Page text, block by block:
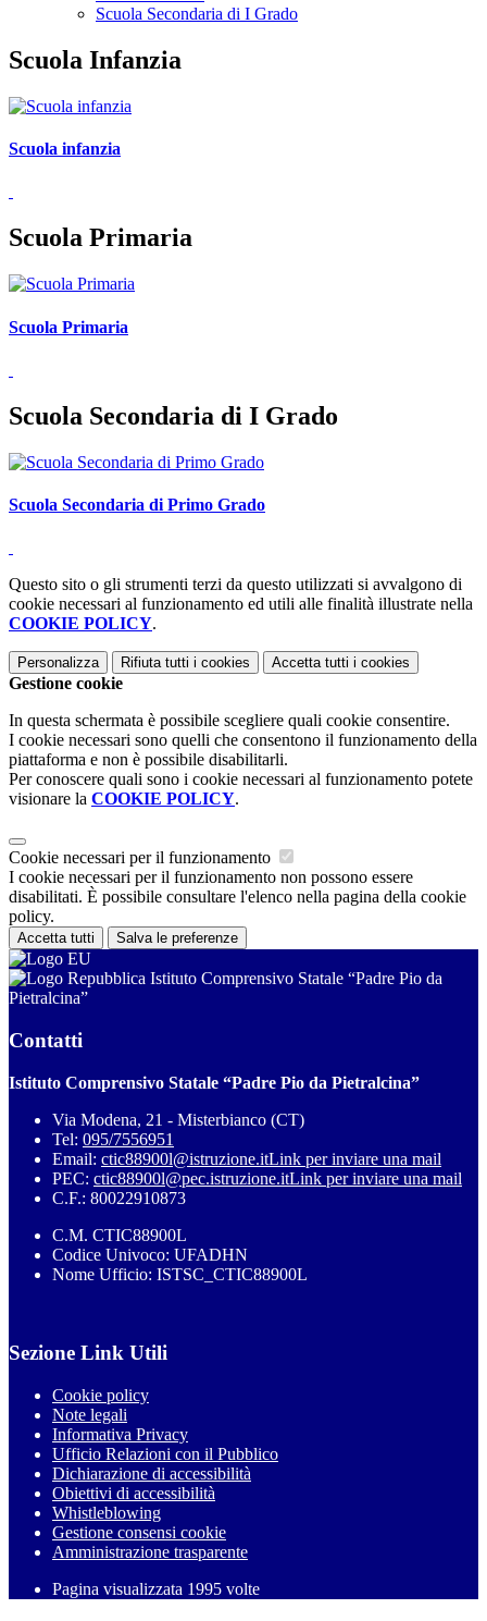
Scuola Secondaria di I Grado
Scuola Infanzia
Scuola infanzia
Scuola Primaria
Scuola Primaria
Scuola Secondaria di I Grado
Scuola Secondaria di Primo Grado
Questo sito o gli strumenti terzi da questo utilizzati si avvalgono di
cookie necessari al funzionamento ed utili alle finalità illustrate nella
COOKIE POLICY.
Personalizza Rifiuta tutti i cookies Accetta tutti i cookies
Gestione cookie
In questa schermata è possibile scegliere quali cookie consentire.
I cookie necessari sono quelli che consentono il funzionamento della
piattaforma e non è possibile disabilitarli.
Per conoscere quali sono i cookie necessari al funzionamento potete
visionare la COOKIE POLICY.
Cookie necessari per il funzionamento
I cookie necessari per il funzionamento non possono essere
disabilitati. È possibile consultare l'elenco nella pagina della cookie
policy.
Accetta tutti Salva le preferenze
Istituto Comprensivo Statale “Padre Pio da
Pietralcina”
Contatti
Istituto Comprensivo Statale “Padre Pio da Pietralcina”
Via Modena, 21 - Misterbianco (CT)
Tel: 095/7556951
Email: ctic88900l@istruzione.itLink per inviare una mail
PEC: ctic88900l@pec.istruzione.itLink per inviare una mail
C.F.: 80022910873
C.M. CTIC88900L
Codice Univoco: UFADHN
Nome Ufficio: ISTSC_CTIC88900L
Sezione Link Utili
Cookie policy
Note legali
Informativa Privacy
Ufficio Relazioni con il Pubblico
Dichiarazione di accessibilità
Obiettivi di accessibilità
Whistleblowing
Gestione consensi cookie
Amministrazione trasparente
Pagina visualizzata 1995 volte